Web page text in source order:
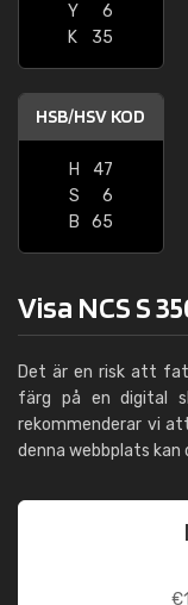
Y
6
K
35
HSB/HSV KOD
H
47
S
6
B
65
Visa NCS S
Det är en risk att
färg på en digital
rekommenderar vi
denna webbplats kan
€